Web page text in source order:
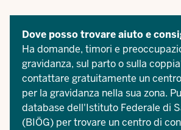
Dove posso trovare aiuto e
Ha domande, timori e
gravidanza, sul parto o sulla
contattare gratuitamente un
per la gravidanza nella sua zona.
database dell'Istituto Federale di
(BIÖG) per trovare un centro di